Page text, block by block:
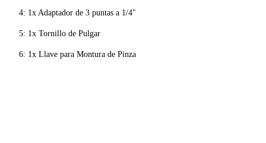
4: 1x Adaptador de 3 puntas a 1/4"
5: 1x Tornillo de Pulgar
6: 1x Llave para Montura de Pinza